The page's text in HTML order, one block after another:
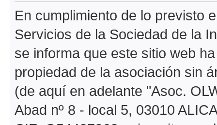
En cumplimiento de lo previsto
Servicios de la Sociedad de la
se informa que este sitio web
propiedad de la asociación sin
(de aquí en adelante "Asoc.
Abad nº 8 - local 5, 03010